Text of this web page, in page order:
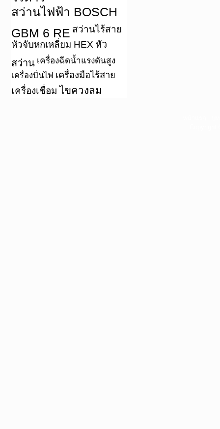
สว่านไฟฟ้า BOSCH
GBM 6 RE สว่านไร้สาย
หัวจับหกเหลี่ยม HEX หัว
สว่าน เครื่องฉีดน้ำแรงดันสูง
เครื่องปั่นไฟ เครื่องมือไร้สาย
เครื่องเชื่อม ไขควงลม